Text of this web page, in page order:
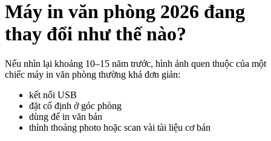
Máy in văn phòng 2026 đang
thay đổi như thế nào?
Nếu nhìn lại khoảng 10–15 năm trước, hình ảnh quen thuộc của một
chiếc máy in văn phòng thường khá đơn giản:
kết nối USB
đặt cố định ở góc phòng
dùng để in văn bản
thỉnh thoảng photo hoặc scan vài tài liệu cơ bản